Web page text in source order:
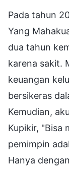
Pada tahun
Yang
dua tahun
karena sakit.
keuangan
bersikeras
Kemudian,
Kupikir, "Bisa
pemimpin
Hanya